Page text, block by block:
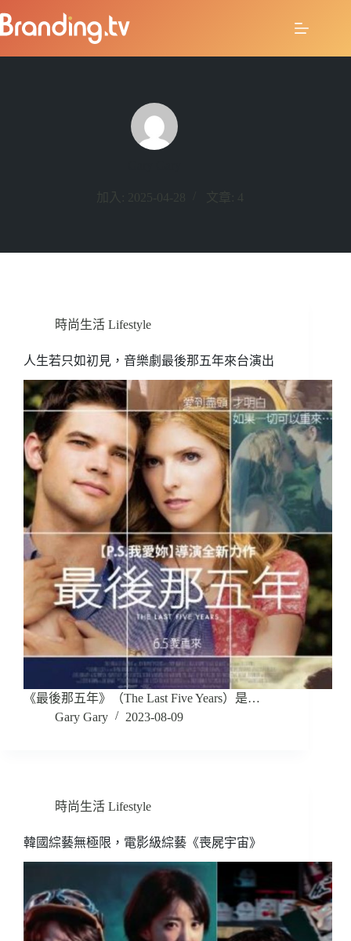
時尚生活 Lifestyle
人生若只如初見，音樂劇最後那五年來台演出
《最後那五年》（The Last Five Years）是…
Gary Gary
2023-08-09
時尚生活 Lifestyle
韓國綜藝無極限，電影級綜藝《喪屍宇宙》